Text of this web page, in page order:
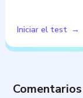
Iniciar el test
Comentarios